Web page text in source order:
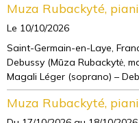
Muza Rubackyté,
Le 10/10/2026
Saint-Germain-en-Laye,
Debussy (Mūza Rubackytė,
Magali Léger (soprano) –
Muza Rubackyté,